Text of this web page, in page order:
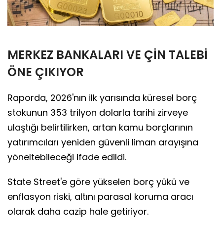
MERKEZ BANKALARI VE ÇİN TALEBİ
ÖNE ÇIKIYOR
Raporda, 2026'nın ilk yarısında küresel borç
stokunun 353 trilyon dolarla tarihi zirveye
ulaştığı belirtilirken, artan kamu borçlarının
yatırımcıları yeniden güvenli liman arayışına
yöneltebileceği ifade edildi.
State Street'e göre yükselen borç yükü ve
enflasyon riski, altını parasal koruma aracı
olarak daha cazip hale getiriyor.